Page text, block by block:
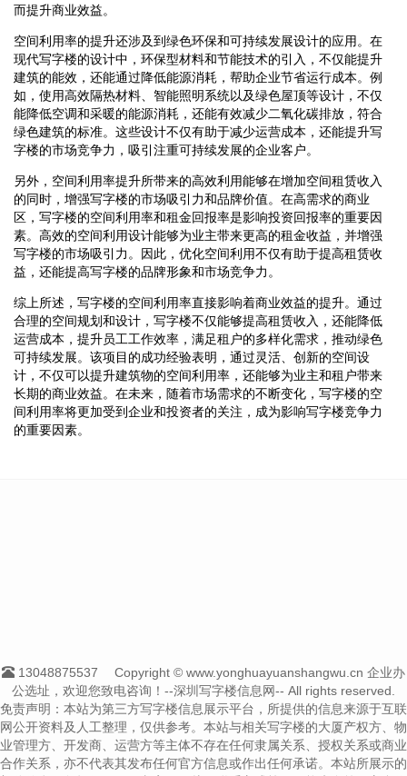
而提升商业效益。
空间利用率的提升还涉及到绿色环保和可持续发展设计的应用。在
现代写字楼的设计中，环保型材料和节能技术的引入，不仅能提升
建筑的能效，还能通过降低能源消耗，帮助企业节省运行成本。例
如，使用高效隔热材料、智能照明系统以及绿色屋顶等设计，不仅
能降低空调和采暖的能源消耗，还能有效减少二氧化碳排放，符合
绿色建筑的标准。这些设计不仅有助于减少运营成本，还能提升写
字楼的市场竞争力，吸引注重可持续发展的企业客户。
另外，空间利用率提升所带来的高效利用能够在增加空间租赁收入
的同时，增强写字楼的市场吸引力和品牌价值。在高需求的商业
区，写字楼的空间利用率和租金回报率是影响投资回报率的重要因
素。高效的空间利用设计能够为业主带来更高的租金收益，并增强
写字楼的市场吸引力。因此，优化空间利用不仅有助于提高租赁收
益，还能提高写字楼的品牌形象和市场竞争力。
综上所述，写字楼的空间利用率直接影响着商业效益的提升。通过
合理的空间规划和设计，写字楼不仅能够提高租赁收入，还能降低
运营成本，提升员工工作效率，满足租户的多样化需求，推动绿色
可持续发展。该项目的成功经验表明，通过灵活、创新的空间设
计，不仅可以提升建筑物的空间利用率，还能够为业主和租户带来
长期的商业效益。在未来，随着市场需求的不断变化，写字楼的空
间利用率将更加受到企业和投资者的关注，成为影响写字楼竞争力
的重要因素。
13048875537
Copyright © www.yonghuayuanshangwu.cn 企业办
公选址，欢迎您致电咨询！--深圳写字楼信息网-- All rights reserved.
免责声明：本站为第三方写字楼信息展示平台，所提供的信息来源于互联
网公开资料及人工整理，仅供参考。本站与相关写字楼的大厦产权方、物
业管理方、开发商、运营方等主体不存在任何隶属关系、授权关系或商业
合作关系，亦不代表其发布任何官方信息或作出任何承诺。本站所展示的